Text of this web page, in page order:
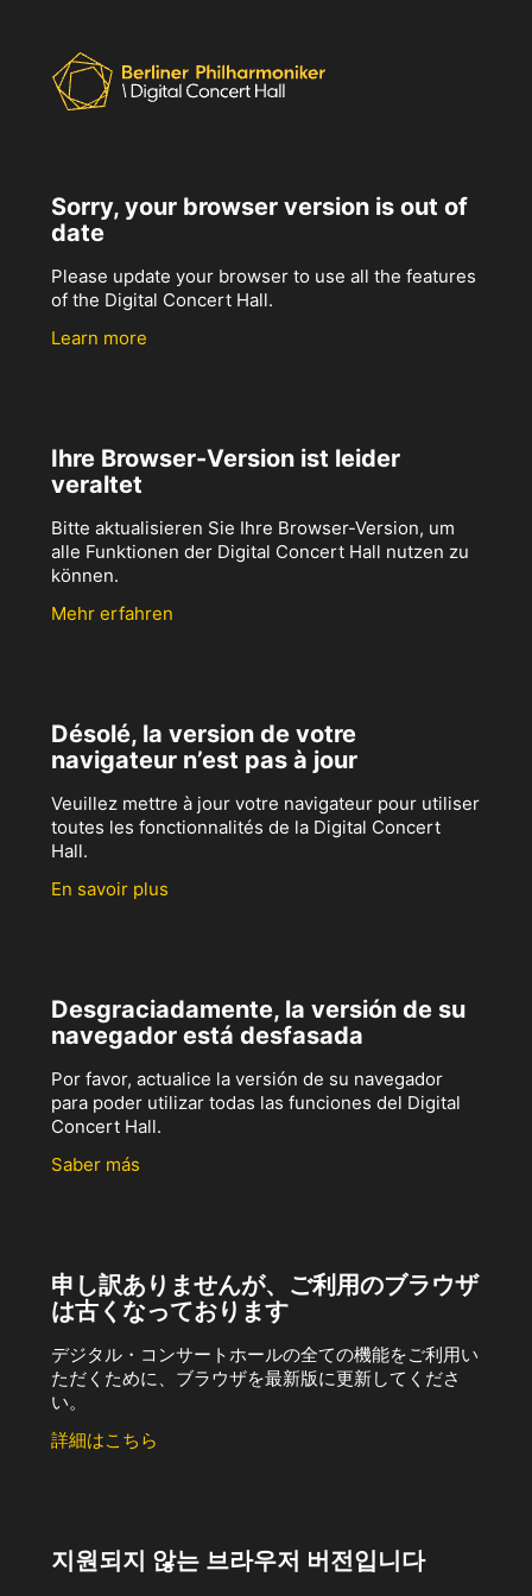
Sorry, your browser version is out of
date
Please update your browser to use all the features
of the Digital Concert Hall.
Learn more
Ihre Browser-Version ist leider
veraltet
Bitte aktualisieren Sie Ihre Browser-Version, um
alle Funktionen der Digital Concert Hall nutzen zu
können.
Mehr erfahren
Désolé, la version de votre
navigateur n’est pas à jour
Veuillez mettre à jour votre navigateur pour utiliser
toutes les fonctionnalités de la Digital Concert
Hall.
En savoir plus
Desgraciadamente, la versión de su
navegador está desfasada
Por favor, actualice la versión de su navegador
para poder utilizar todas las funciones del Digital
Concert Hall.
Saber más
申し訳ありませんが、ご利用のブラウザ
は古くなっております
デジタル・コンサートホールの全ての機能をご利用い
ただくために、ブラウザを最新版に更新してくださ
い。
詳細はこちら
지원되지 않는 브라우저 버전입니다